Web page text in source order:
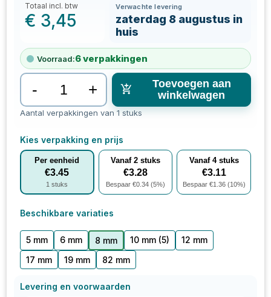
Totaal incl. btw
€ 3,45
Verwachte levering
zaterdag 8 augustus in
huis
Voorraad:6verpakkingen
- +
Toevoegen aan
winkelwagen
Aantal verpakkingen van 1 stuks
Kies verpakking en prijs
Per eenheid
€3.45
1 stuks
Vanaf 2 stuks
€3.28
Bespaar €0.34 (5%)
Vanaf 4stuks
€3.11
Bespaar €1.36(10%)
Beschikbare variaties
5 mm 6 mm 8 mm 10 mm (5)
12 mm
17 mm
19 mm 82 mm
Levering en voorwaarden